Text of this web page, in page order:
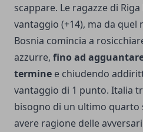
scappare. Le ragazze di
vantaggio (+14), ma da quel
Bosnia comincia a
azzurre, fino ad
termine e chiudendo
vantaggio di 1 punto. Italia
bisogno di un ultimo quarto
avere ragione delle